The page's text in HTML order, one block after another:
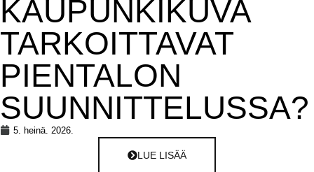
KAUPUNKIKUVA
TARKOITTAVAT
PIENTALON
SUUNNITTELUSSA?
5. heinä. 2026.
LUE LISÄÄ